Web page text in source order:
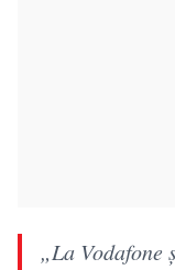
„La Vodafone